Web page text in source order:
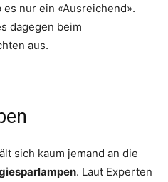
nur ein «Ausreichend».
dagegen beim
aus.
sich kaum jemand an die
. Laut Experten